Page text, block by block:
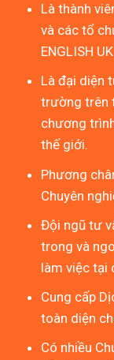
Là thành
và các tổ
ENGLISH
Là đại diện
trường trên
chương
thế giới.
Phương
Chuyên
Đội ngũ tư
trong và
làm việc tại
Cung cấp
toàn diện
Có nhiều